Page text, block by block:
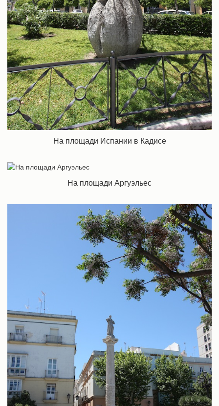
На площади Испании в Кадисе
На площади Аргуэльес